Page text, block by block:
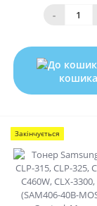
-
кошика
Закінчується